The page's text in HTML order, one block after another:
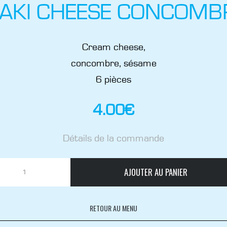
CHEESE
Cream cheese,
concombre, sésame
6 pièces
4.00€
Détails de la commande
AJOUTER AU PANIER
RETOUR AU MENU